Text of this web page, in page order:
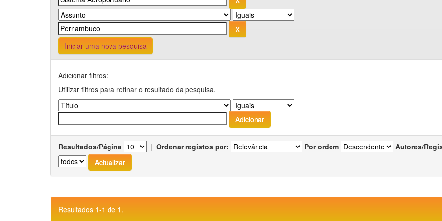
Iniciar uma nova pesquisa
Adicionar filtros:
Utilizar filtros para refinar o resultado da pesquisa.
Resultados/Página | Ordenar registos por: Por ordem Autores/
Resultados 1-1 de 1.